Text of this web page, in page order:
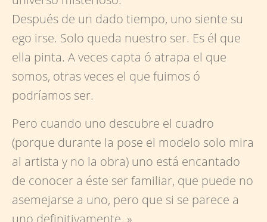
Después de un dado tiempo, uno siente su
ego irse. Solo queda nuestro ser. Es él que
ella pinta. A veces capta ó atrapa el que
somos, otras veces el que fuimos ó
podríamos ser.
Pero cuando uno descubre el cuadro
(porque durante la pose el modelo solo mira
al artista y no la obra) uno está encantado
de conocer a éste ser familiar, que puede no
asemejarse a uno, pero que si se parece a
uno definitivamente. »